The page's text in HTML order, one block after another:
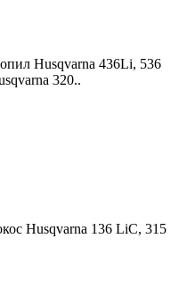
Husqvarna 436Li, 536
320..
Husqvarna 136 LiC, 315